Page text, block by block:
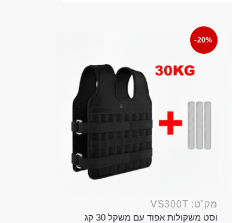
-20%
מק"ט: VS300T
וסט משקולות אפוד עם משקל 30 קג